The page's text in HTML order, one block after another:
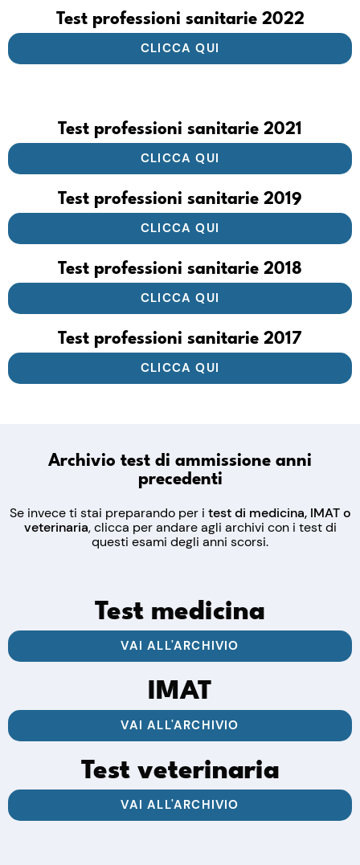
Test professioni sanitarie 2022
CLICCA QUI
Test professioni sanitarie 2021
CLICCA QUI
Test professioni sanitarie 2019
CLICCA QUI
Test professioni sanitarie 2018
CLICCA QUI
Test professioni sanitarie 2017
CLICCA QUI
Archivio test di ammissione anni
precedenti
Se invece ti stai preparando per i test di medicina, IMAT o
veterinaria, clicca per andare agli archivi con i test di
questi esami degli anni scorsi.
Test medicina
VAI ALL'ARCHIVIO
IMAT
VAI ALL'ARCHIVIO
Test veterinaria
VAI ALL'ARCHIVIO